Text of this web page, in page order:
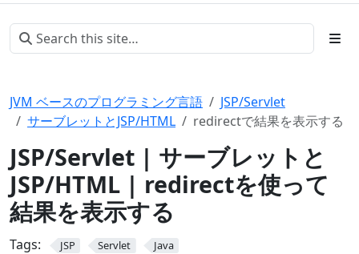
JVM ベースのプログラミング言語
JSP/Servlet
サーブレットとJSP/HTML
redirectで結果を表示する
JSP/Servlet | サーブレットと
JSP/HTML | redirectを使って
結果を表示する
Tags: JSP Servlet Java